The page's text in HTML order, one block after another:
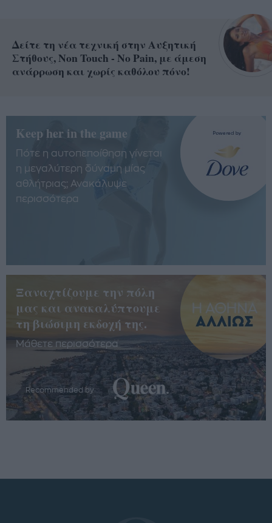
Δείτε τη νέα τεχνική στην Αυξητική
Στήθους, Non Touch - No Pain, με άμεση
ανάρρωση και χωρίς καθόλου πόνο!
Keep her in the game
Πότε η αυτοπεποίθηση γίνεται
η μεγαλύτερη δύναμη μίας
αθλήτριας; Ανακάλυψε
περισσότερα
Ξαναχτίζουμε την πόλη
μας και ανακαλύπτουμε
τη βιώσιμη εκδοχή της.
Μάθετε περισσότερα
Recommended by